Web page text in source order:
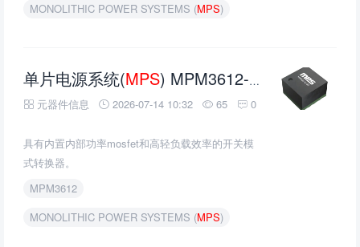
MONOLITHIC POWER SYSTEMS (MPS)
单片电源系统(MPS) MPM3612-33电源模块转换器的介绍、特性、及应用
元器件信息 2026-07-14 10:32 65 0
具有内置内部功率mosfet和高轻负载效率的开关模
式转换器。
MPM3612
MONOLITHIC POWER SYSTEMS (MPS)